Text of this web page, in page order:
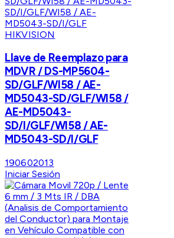
HIKVISION
Llave de Reemplazo para
MDVR / DS-MP5604-
SD/GLF/WI58 / AE-
MD5043-SD/GLF/WI58 /
AE-MD5043-
SD/I/GLF/WI58 / AE-
MD5043-SD/I/GLF
190602013
Iniciar Sesión